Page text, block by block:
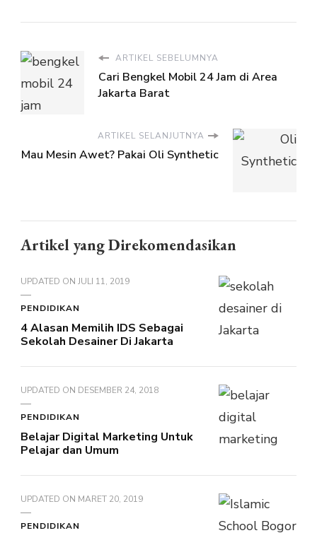
ARTIKEL SEBELUMNYA
Cari Bengkel Mobil 24 Jam di Area
Jakarta Barat
ARTIKEL SELANJUTNYA
Mau Mesin Awet? Pakai Oli Synthetic
Artikel yang Direkomendasikan
UPDATED ON JULI 11, 2019
PENDIDIKAN
4 Alasan Memilih IDS Sebagai
Sekolah Desainer Di Jakarta
UPDATED ON DESEMBER 24, 2018
PENDIDIKAN
Belajar Digital Marketing Untuk
Pelajar dan Umum
UPDATED ON MARET 20, 2019
PENDIDIKAN